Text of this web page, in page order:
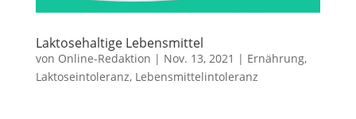
Laktosehaltige Lebensmittel
von Online-Redaktion | Nov. 13, 2021 | Ernährung,
Laktoseintoleranz, Lebensmittelintoleranz